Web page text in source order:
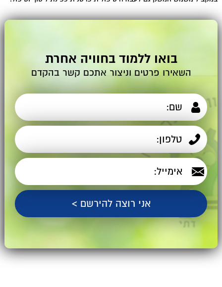
בואו ללמוד בחוויה אחרת
השאירו פרטים וניצור אתכם קשר בהקדם